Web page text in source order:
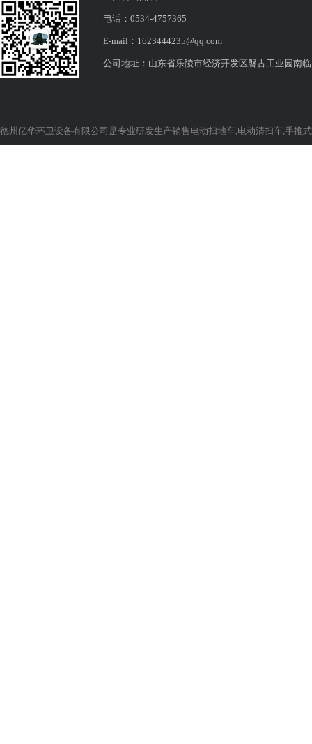
电话：0534-4757365
E-mail：1623444235@qq.com
公司地址：山东省乐陵市经济开发区磐古工业园南临
德州亿华环卫设备有限公司是专业研发生产销售电动扫地车,电动清扫车,手推